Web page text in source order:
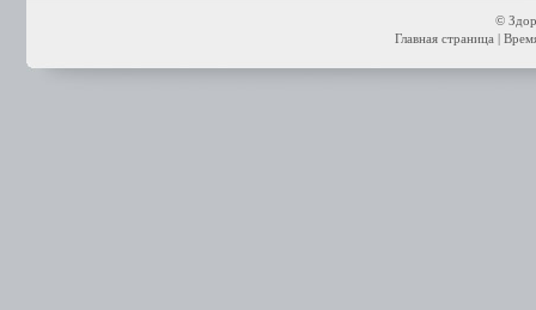
©
Главная страница|